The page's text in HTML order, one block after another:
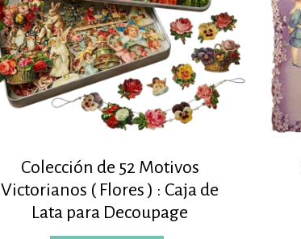
Colección de 52 Motivos
Victorianos ( Flores ) : Caja de
Lata para Decoupage